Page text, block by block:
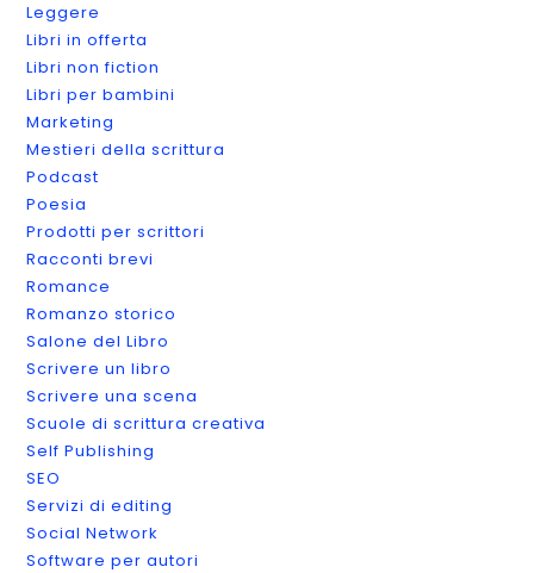
Leggere
Libri in offerta
Libri non fiction
Libri per bambini
Marketing
Mestieri della scrittura
Podcast
Poesia
Prodotti per scrittori
Racconti brevi
Romance
Romanzo storico
Salone del Libro
Scrivere un libro
Scrivere una scena
Scuole di scrittura creativa
Self Publishing
SEO
Servizi di editing
Social Network
Software per autori